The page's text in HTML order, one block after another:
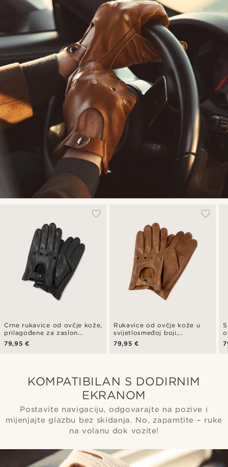
Crne rukavice od ovčje kože,
prilagođene za zaslon
osjetljiv na dodir - za vožnju
79,95 €
Rukavice od ovčje kože u
svijetlosmeđoj boji,
prilagođene za zaslon
osjetljiv na dodir - za vožnju
79,95 €
KOMPATIBILAN S DODIRNIM
EKRANOM
Postavite navigaciju, odgovarajte na pozive i
mijenjajte glazbu bez skidanja. No, zapamtite – ruke
na volanu dok vozite!